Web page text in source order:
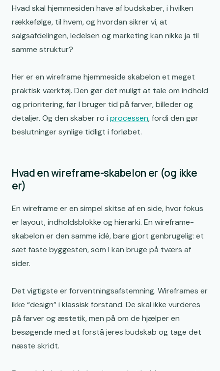
En praktisk skabelon til de vigtigste B2B-sider
Værktøjer og formater: Hvad passer til jeres hverdag?
Sådan tilpasser I en skabelon, uden at brandet går i
Feedback uden støj: En enkel korrektur-rytme
Hvad skal hjemmesiden have af budskaber, i hvilken
rækkefølge, til hvem, og hvordan sikrer vi, at
salgsafdelingen, ledelsen og marketing kan nikke ja til
samme struktur?
Her er en wireframe hjemmeside skabelon et meget
praktisk værktøj. Den gør det muligt at tale om indhold
og prioritering, før I bruger tid på farver, billeder og
detaljer. Og den skaber ro i processen, fordi den gør
beslutninger synlige tidligt i forløbet.
Hvad en wireframe-skabelon er (og ikke
er)
En wireframe er en simpel skitse af en side, hvor fokus
er layout, indholdsblokke og hierarki. En wireframe-
skabelon er den samme idé, bare gjort genbrugelig: et
sæt faste byggesten, som I kan bruge på tværs af
sider.
Det vigtigste er forventningsafstemning. Wireframes er
ikke “design” i klassisk forstand. De skal ikke vurderes
på farver og æstetik, men på om de hjælper en
besøgende med at forstå jeres budskab og tage det
næste skridt.